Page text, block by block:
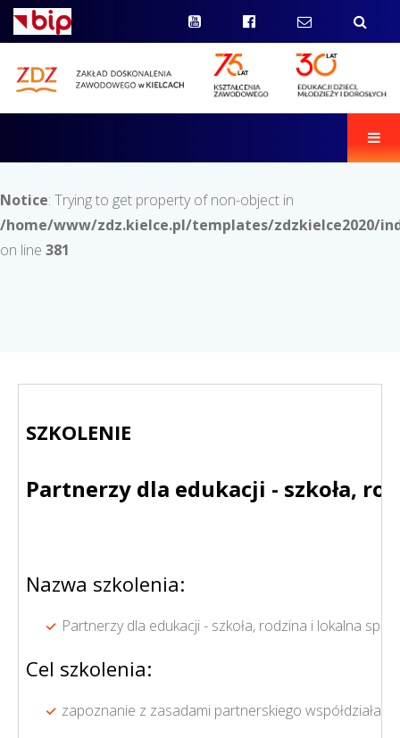
Notice: Trying to get property of non-object in
/home/www/zdz.kielce.pl/templates/zdzkielce2020/
on line 381
SZKOLENIE
Partnerzy dla edukacji - szkoła,
Nazwa szkolenia:
Partnerzy dla edukacji - szkoła, rodzina i lokalna
Cel szkolenia:
zapoznanie z zasadami partnerskiego